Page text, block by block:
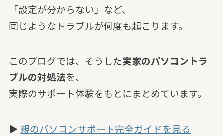
「設定が分からない」など、
同じようなトラブルが何度も起こります。
このブログでは、そうした実家のパソコントラ
ブルの対処法を、
実際のサポート体験をもとにまとめています。
▶ 親のパソコンサポート完全ガイドを見る